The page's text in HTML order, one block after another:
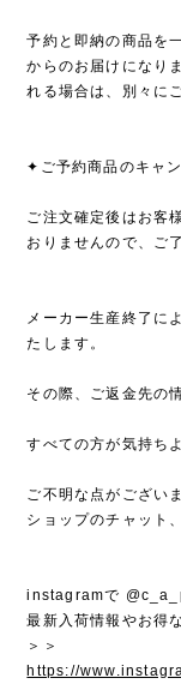
予約と即納の商品を
からのお届けになり
れる場合は、別々に
✦ご予約商品のキャ
ご注文確定後はお客
おりませんので、ご
メーカー生産終了に
たします。
その際、ご返金先の
すべての方が気持ち
ご不明な点がござい
ショップのチャット
instagramで
最新入荷情報やお得
＞＞
https://